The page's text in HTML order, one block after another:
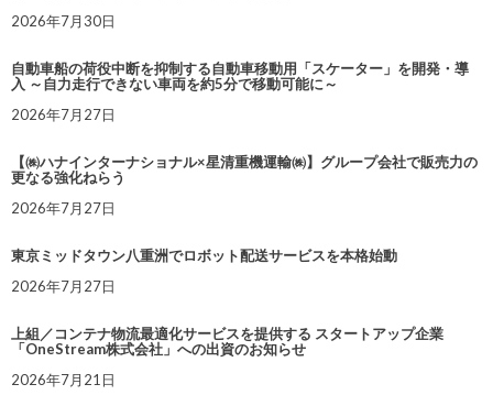
2026年7月30日
自動車船の荷役中断を抑制する自動車移動用「スケーター」を開発・導
入 ～自力走行できない車両を約5分で移動可能に～
2026年7月27日
【㈱ハナインターナショナル×星清重機運輸㈱】グループ会社で販売力の
更なる強化ねらう
2026年7月27日
東京ミッドタウン八重洲でロボット配送サービスを本格始動
2026年7月27日
上組／コンテナ物流最適化サービスを提供する スタートアップ企業
「OneStream株式会社」への出資のお知らせ
2026年7月21日